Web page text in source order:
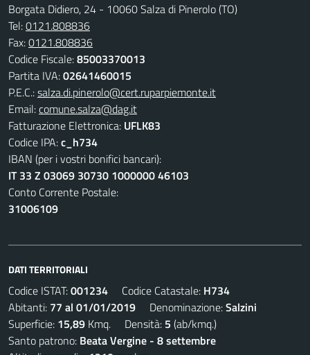
Borgata Didiero, 24 - 10060 Salza di Pinerolo (TO)
Tel:0121.808836
Fax:0121.808836
Codice Fiscale:85003370013
Partita IVA:02641460015
P.E.C.:salza.di.pinerolo@cert.ruparpiemonte.it
Email:comune.salza@dag.it
Fatturazione Elettronica: UFLK83
Codice IPA:c_h734
IBAN (per i vostri bonifici bancari):
IT 33 Z 03069 30730 1000000 46103
Conto Corrente Postale:
31006109
DATI TERRITORIALI
Codice ISTAT:001234 Codice Catastale: H734
Abitanti: 77 al 01/01/2019 Denominazione:Salzini
Superficie: 15,89 Kmq. Densità: 5 (ab/kmq.)
Santo patrono: Beata Vergine - 8 settembre